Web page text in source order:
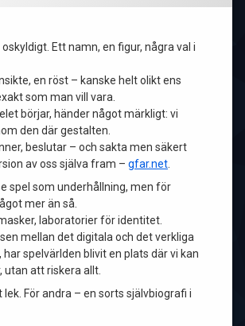
Ett namn, en figur, några val i
en röst – kanske helt olikt ens
som man vill vara.
börjar, händer något märkligt: vi
den där gestalten.
beslutar – och sakta men säkert
av oss själva fram – gfar.net
spel som underhållning, men för
mer än så.
laboratorier för identitet.
mellan det digitala och det verkliga
har spelvärlden blivit en plats där vi kan
utan att riskera allt.
lek. För andra – en sorts självbiografi i